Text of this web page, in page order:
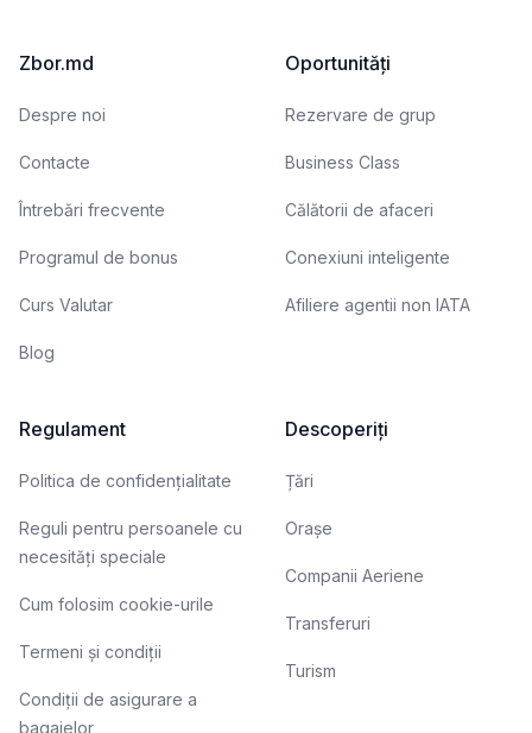
Zbor.md
Despre noi
Contacte
Întrebări frecvente
Programul de bonus
Curs Valutar
Blog
Oportunități
Rezervare de grup
Business Class
Călătorii de afaceri
Conexiuni inteligente
Afiliere agentii non IATA
Regulament
Politica de confidențialitate
Reguli pentru persoanele cu
necesități speciale
Cum folosim cookie-urile
Termeni și condiții
Condiții de asigurare a
bagajelor
Descoperiți
Țări
Orașe
Companii Aeriene
Transferuri
Turism